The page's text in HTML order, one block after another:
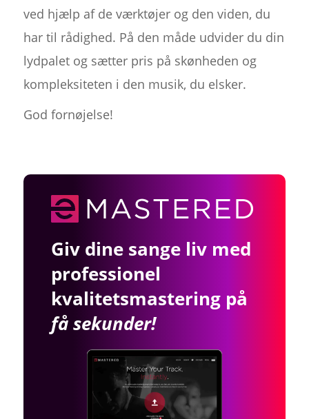
ved hjælp af de værktøjer og den viden, du
har til rådighed. På den måde udvider du din
lydpalet og sætter pris på skønheden og
kompleksiteten i den musik, du elsker.
God fornøjelse!
Giv dine sange liv med
professionel
kvalitetsmastering på
få sekunder!